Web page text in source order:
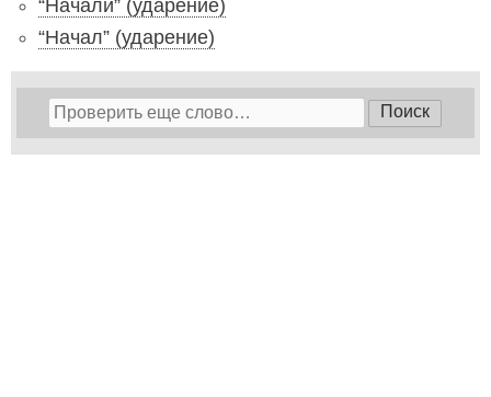
“Начали” (ударение)
“Начал” (ударение)